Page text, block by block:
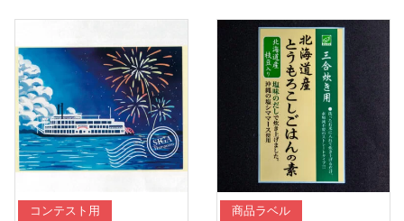
コンテスト用 商品ラベル